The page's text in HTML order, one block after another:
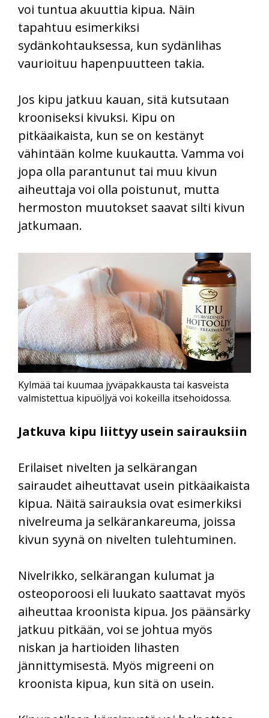
voi tuntua akuuttia kipua. Näin
tapahtuu esimerkiksi
sydänkohtauksessa, kun sydänlihas
vaurioituu hapenpuutteen takia.
Jos kipu jatkuu kauan, sitä kutsutaan
krooniseksi kivuksi. Kipu on
pitkäaikaista, kun se on kestänyt
vähintään kolme kuukautta. Vamma voi
jopa olla parantunut tai muu kivun
aiheuttaja voi olla poistunut, mutta
hermoston muutokset saavat silti kivun
jatkumaan.
Kylmää tai kuumaa jyväpakkausta tai kasveista
valmistettua kipuöljyä voi kokeilla itsehoidossa.
Jatkuva kipu liittyy usein sairauksiin
Erilaiset nivelten ja selkärangan
sairaudet aiheuttavat usein pitkäaikaista
kipua. Näitä sairauksia ovat esimerkiksi
nivelreuma ja selkärankareuma, joissa
kivun syynä on nivelten tulehtuminen.
Nivelrikko, selkärangan kulumat ja
osteoporoosi eli luukato saattavat myös
aiheuttaa kroonista kipua. Jos päänsärky
jatkuu pitkään, voi se johtua myös
niskan ja hartioiden lihasten
jännittymisestä. Myös migreeni on
kroonista kipua, kun sitä on usein.